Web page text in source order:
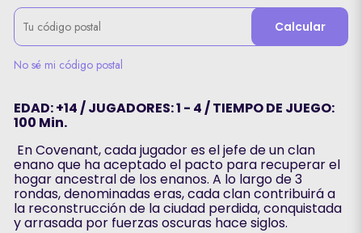
Calcular
No sé mi código postal
EDAD: +14 / JUGADORES: 1 - 4 / TIEMPO DE JUEGO:
100 Min.
En Covenant, cada jugador es el jefe de un clan
enano que ha aceptado el pacto para recuperar el
hogar ancestral de los enanos. A lo largo de 3
rondas, denominadas eras, cada clan contribuirá a
la reconstrucción de la ciudad perdida, conquistada
y arrasada por fuerzas oscuras hace siglos.